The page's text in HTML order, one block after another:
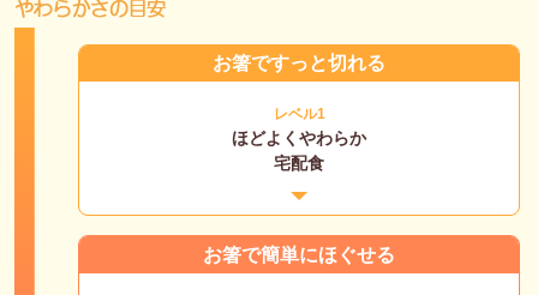
お箸ですっと切れる
レベル1
ほどよくやわらか
宅配食
お箸で簡単にほぐせる